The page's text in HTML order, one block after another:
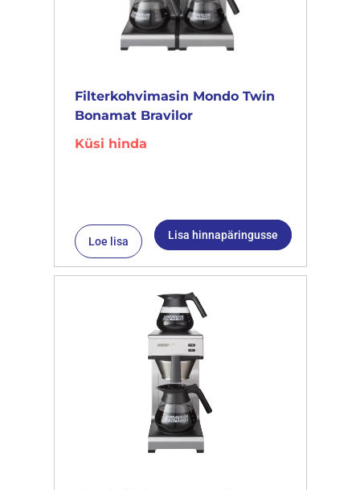
Filterkohvimasin Mondo Twin
Bonamat Bravilor
Küsi hinda
Loe lisa Lisa hinnapäringusse